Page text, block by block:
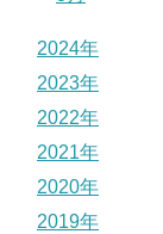
2024年
2023年
2022年
2021年
2020年
2019年